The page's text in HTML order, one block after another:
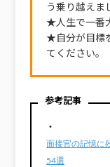
う乗り越えま
★人生で一番
★自分が目標
てください。
参考記事
・
面接官の記憶に
54選